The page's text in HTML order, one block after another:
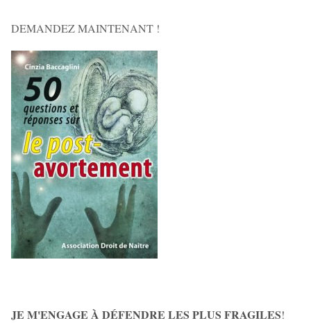
DEMANDEZ MAINTENANT !
JE M'ENGAGE À DÉFENDRE LES PLUS FRAGILES!